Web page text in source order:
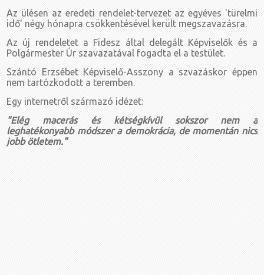
Az ülésen az eredeti rendelet-tervezet az egyéves 'türelmi
idő' négy hónapra csökkentésével került megszavazásra.
Az új rendeletet a Fidesz által delegált Képviselők és a
Polgármester Úr szavazatával fogadta el a testület.
Szántó Erzsébet Képviselő-Asszony a szvazáskor éppen
nem tartózkodott a teremben.
Egy internetről származó idézet:
"Elég macerás és kétségkívül sokszor nem a
leghatékonyabb módszer a demokrácia, de momentán nics
jobb ötletem."